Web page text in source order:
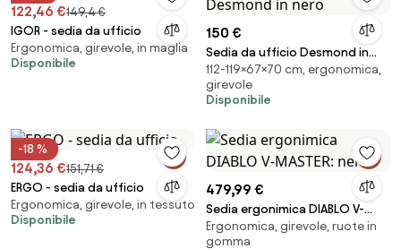
122,46 €149,4 €
IGOR - sedia da ufficio
Ergonomica, girevole, in maglia
Disponibile
150 €
Sedia da ufficio Desmond in
nero
112-119×67×70 cm, ergonomica,
girevole
Disponibile
-18 %
124,36 €151,71 €
ERGO - sedia da ufficio
Ergonomica, girevole, in tessuto
Disponibile
479,99 €
Sedia ergonimica DIABLO V-
MASTER: nero
Ergonomica, girevole, ruote in
gomma